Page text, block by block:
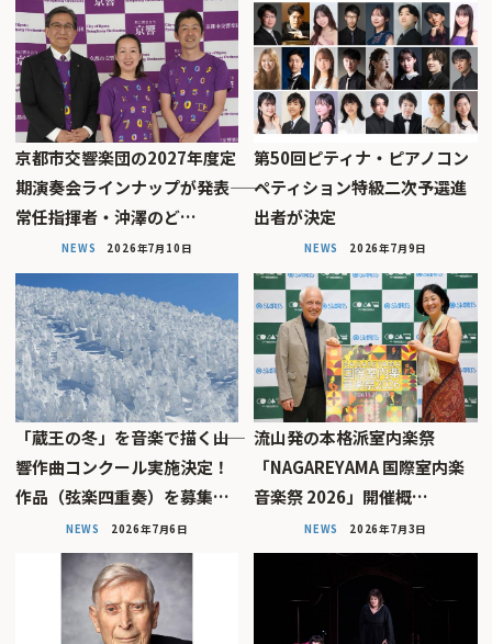
京都市交響楽団の2027年度定
期演奏会ラインナップが発表――
常任指揮者・沖澤のど…
NEWS 2026年7月10日
第50回ピティナ・ピアノコン
ペティション特級二次予選進
出者が決定
NEWS 2026年7月9日
「蔵王の冬」を音楽で描く――山
響作曲コンクール実施決定！
作品（弦楽四重奏）を募集…
NEWS 2026年7月6日
流山発の本格派室内楽祭
「NAGAREYAMA 国際室内楽
音楽祭 2026」開催概…
NEWS 2026年7月3日